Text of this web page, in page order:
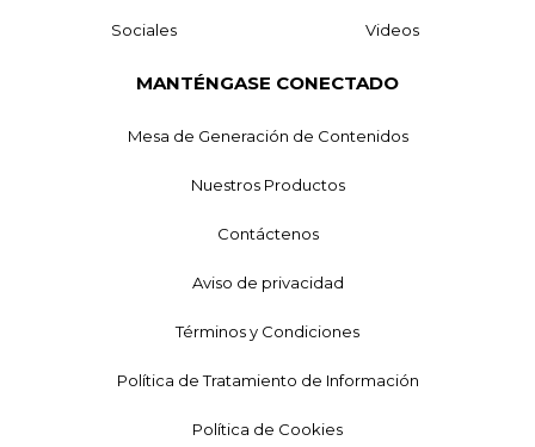
Sociales Videos
MANTÉNGASE CONECTADO
Mesa de Generación de Contenidos
Nuestros Productos
Contáctenos
Aviso de privacidad
Términos y Condiciones
Política de Tratamiento de Información
Política de Cookies